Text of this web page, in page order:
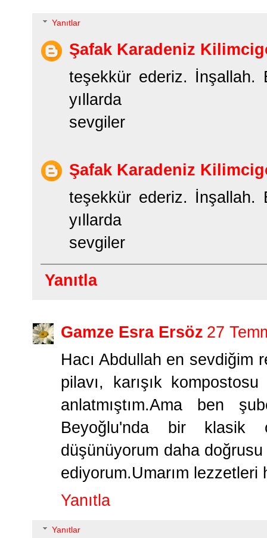
Yanıtlar
Şafak Karadeniz
teşekkür ederiz. İnşallah.
yıllarda
sevgiler
Şafak Karadeniz
teşekkür ederiz. İnşallah.
yıllarda
sevgiler
Yanıtla
Gamze Esra Ersöz 27
Hacı Abdullah en sevdiğim
pilavı, karışık
anlatmıştım.Ama ben
Beyoğlu'nda bir klasik
düşünüyorum daha
ediyorum.Umarım lezzetleri
Yanıtla
Yanıtlar